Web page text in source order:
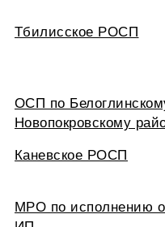
Тбилисское РОСП
ОСП по
Новопокровскому
Каневское РОСП
МРО по исполнению